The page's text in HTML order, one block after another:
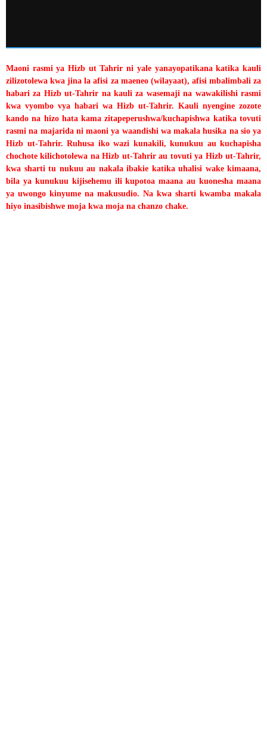
Maoni rasmi ya Hizb ut Tahrir ni yale yanayopatikana katika kauli
zilizotolewa kwa jina la afisi za maeneo (wilayaat), afisi mbalimbali za
habari za Hizb ut-Tahrir na kauli za wasemaji na wawakilishi rasmi
kwa vyombo vya habari wa Hizb ut-Tahrir. Kauli nyengine zozote
kando na hizo hata kama zitapeperushwa/kuchapishwa katika tovuti
rasmi na majarida ni maoni ya waandishi wa makala husika na sio ya
Hizb ut-Tahrir. Ruhusa iko wazi kunakili, kunukuu au kuchapisha
chochote kilichotolewa na Hizb ut-Tahrir au tovuti ya Hizb ut-Tahrir,
kwa sharti tu nukuu au nakala ibakie katika uhalisi wake kimaana,
bila ya kunukuu kijisehemu ili kupotoa maana au kuonesha maana
ya uwongo kinyume na makusudio. Na kwa sharti kwamba makala
hiyo inasibishwe moja kwa moja na chanzo chake.